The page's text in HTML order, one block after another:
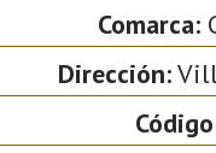
Comarca:
Dirección: